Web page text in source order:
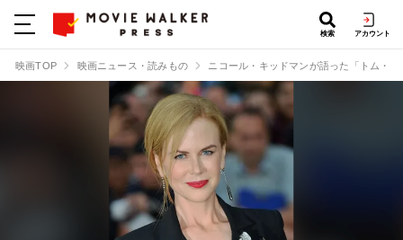
検索 アカウント
映画TOP 映画ニュース・読みもの ニコール・キッドマンが語った「トム・